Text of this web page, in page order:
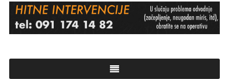
Hvar
d.o.o.